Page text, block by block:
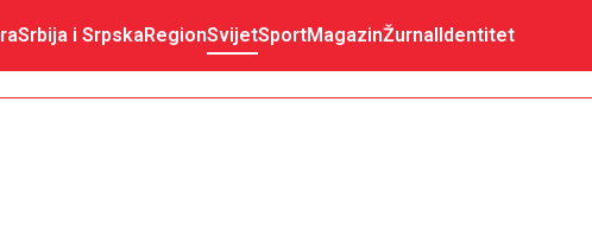
Srbija i SrpskaRegionSvijetSportMagazinŽurnalIdentitet